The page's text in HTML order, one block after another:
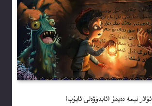
ئۇلار نېمە دەيدۇ (ئابدۇۋەلى ئايۇپ)